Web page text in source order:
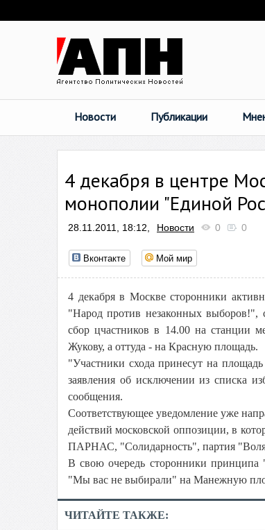
Новости Публикации
4 декабря в центре
монополии "Единой
28.11.2011, 18:12, Новости 0 0
Вконтакте Мой мир
4 декабря в Москве сторонники
"Народ против незаконных выборов!",
сбор цчастников в 14.00 на станции
Жукову, а оттуда - на Красную площадь.
"Участники схода принесут на
заявления об исключении из списка
сообщения.
Соответствующее уведомление уже
действий московской оппозиции, в
ПАРНАС, "Солидарность", партия
В свою очередь сторонники
"Мы вас не выбирали" на Манежную
ЧИТАЙТЕ ТАКЖЕ: